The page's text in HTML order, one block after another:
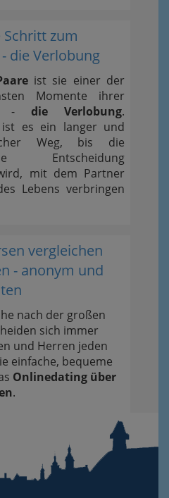
Schritt zum
die Verlobung
ist sie einer der
Momente ihrer
- die Verlobung.
ist es ein langer und
Weg, bis die
Entscheidung
mit dem Partner
Lebens verbringen
vergleichen
- anonym und
nach der großen
sich immer
und Herren jeden
einfache, bequeme
Onlinedating über
.